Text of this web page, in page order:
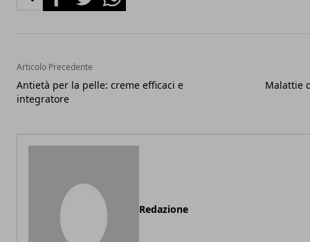
Articolo Precedente
Antietà per la pelle: creme efficaci e
integratore
Malattie
Redazione